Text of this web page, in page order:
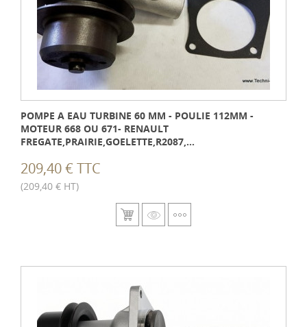
POMPE A EAU TURBINE 60 MM - POULIE 112MM -
MOTEUR 668 OU 671- RENAULT
FREGATE,PRAIRIE,GOELETTE,R2087,...
209,40 € TTC
(209,40 € HT)